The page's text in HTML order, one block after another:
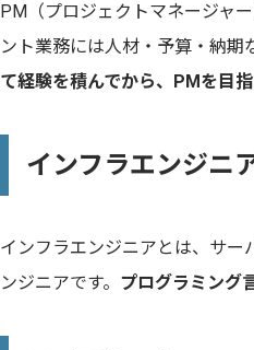
PM（プロジェクトマネージャ
ント業務には人材・予算・納期
て経験を積んでから、PMを目
インフラエンジニ
インフラエンジニアとは、サ
ンジニアです。 プログラミング